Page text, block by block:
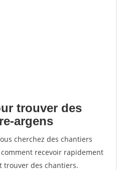
trouver des
argens
cherchez des chantiers
recevoir rapidement
trouver des chantiers.